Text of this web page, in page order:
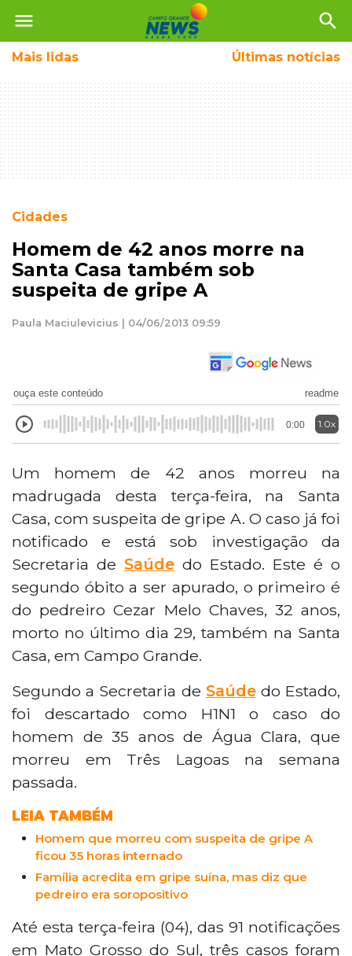
menu search
Mais lidas Últimas notícias
Cidades
Homem de 42 anos morre na
Santa Casa também sob
suspeita de gripe A
Paula Maciulevicius | 04/06/2013 09:59
ouça este conteúdo readme
0:00 1.0x
Um homem de 42 anos morreu na
madrugada desta terça-feira, na Santa
Casa, com suspeita de gripe A. O caso já foi
notificado e está sob investigação da
Secretaria de Saúde do Estado. Este é o
segundo óbito a ser apurado, o primeiro é
do pedreiro Cezar Melo Chaves, 32 anos,
morto no último dia 29, também na Santa
Casa, em Campo Grande.
Segundo a Secretaria de Saúdedo Estado,
foi descartado como H1N1 o caso do
homem de 35 anos de Água Clara, que
morreu em Três Lagoas na semana
passada.
LEIA TAMBÉM
Homem que morreu com suspeita de gripe A
ficou 35 horas internado
Família acredita em gripe suína, mas diz que
pedreiro era soropositivo
Até esta terça-feira (04), das 91 notificações
em Mato Grosso do Sul, três casos foram